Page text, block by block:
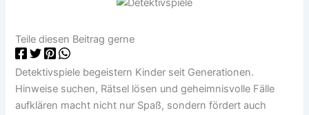
Teile diesen Beitrag gerne
Detektivspiele begeistern Kinder seit Generationen.
Hinweise suchen, Rätsel lösen und geheimnisvolle Fälle
aufklären macht nicht nur Spaß, sondern fördert auch